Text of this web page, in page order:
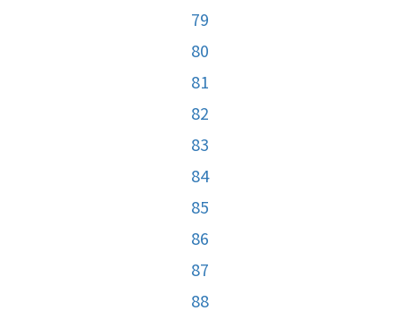
79
80
81
82
83
84
85
86
87
88